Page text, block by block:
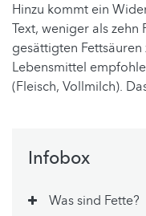
Hinzu kommt ein
Text, weniger als zehn
gesättigten
Lebensmittel
(Fleisch, Vollmilch).
Infobox
Was sind Fette?